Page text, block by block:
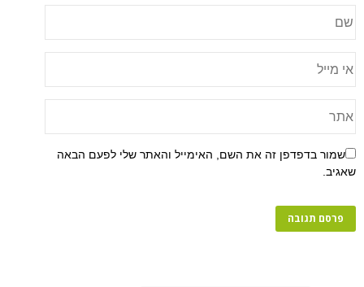
שמור בדפדפן זה את השם, האימייל והאתר שלי לפעם הבאה
שאגיב.